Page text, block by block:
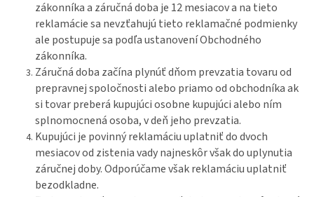
zákonníka a záručná doba je 12 mesiacov a na tieto
reklamácie sa nevzťahujú tieto reklamačné podmienky
ale postupuje sa podľa ustanovení Obchodného
zákonníka.
Záručná doba začína plynúť dňom prevzatia tovaru od
prepravnej spoločnosti alebo priamo od obchodníka ak
si tovar preberá kupujúci osobne kupujúci alebo ním
splnomocnená osoba, v deň jeho prevzatia.
Kupujúci je povinný reklamáciu uplatniť do dvoch
mesiacov od zistenia vady najneskôr však do uplynutia
záručnej doby. Odporúčame však reklamáciu uplatniť
bezodkladne.